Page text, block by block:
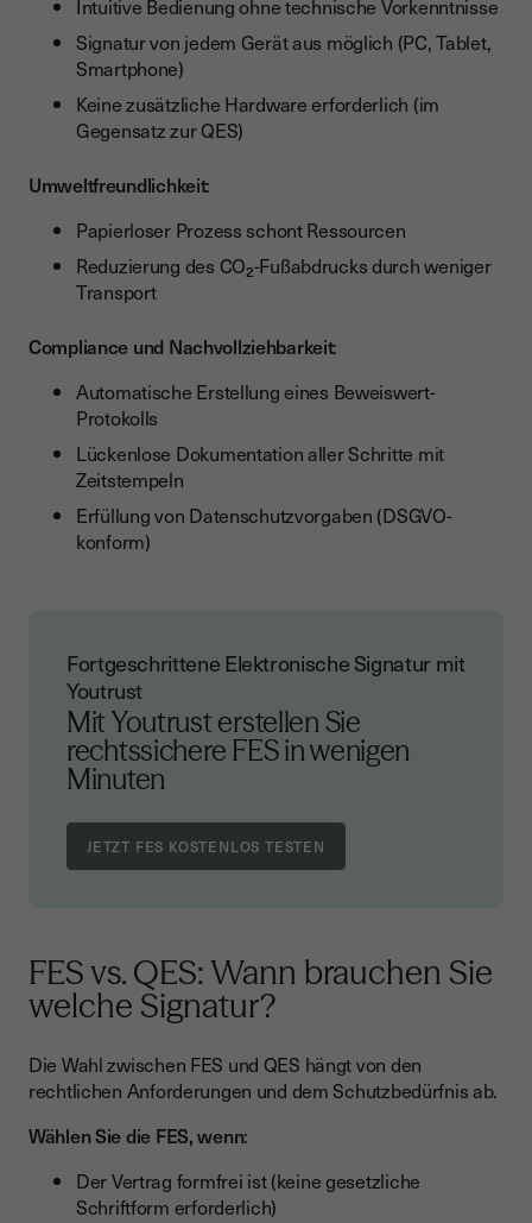
Intuitive Bedienung ohne technische Vorkenntnisse
Signatur von jedem Gerät aus möglich (PC, Tablet,
Smartphone)
Keine zusätzliche Hardware erforderlich (im
Gegensatz zur QES)
Umweltfreundlichkeit:
Papierloser Prozess schont Ressourcen
Reduzierung des CO₂-Fußabdrucks durch weniger
Transport
Compliance und Nachvollziehbarkeit:
Automatische Erstellung eines Beweiswert-
Protokolls
Lückenlose Dokumentation aller Schritte mit
Zeitstempeln
Erfüllung von Datenschutzvorgaben (DSGVO-
konform)
Fortgeschrittene Elektronische Signatur mit
Youtrust
Mit Youtrust erstellen Sie
rechtssichere FES in wenigen
Minuten
FES vs. QES: Wann brauchen Sie
welche Signatur?
Die Wahl zwischen FES und QES hängt von den
rechtlichen Anforderungen und dem Schutzbedürfnis ab.
Wählen Sie die FES, wenn:
Der Vertrag formfrei ist (keine gesetzliche
Schriftform erforderlich)